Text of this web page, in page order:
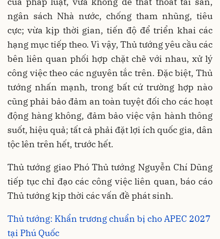
ngân sách Nhà nước, chống tham nhũng, tiêu
cực; vừa kịp thời gian, tiến độ để triển khai các
hạng mục tiếp theo. Vì vậy, Thủ tướng yêu cầu các
bên liên quan phối hợp chặt chẽ với nhau, xử lý
công việc theo các nguyên tắc trên. Đặc biệt, Thủ
tướng nhấn mạnh, trong bất cứ trường hợp nào
cũng phải bảo đảm an toàn tuyệt đối cho các hoạt
động hàng không, đảm bảo việc vận hành thông
suốt, hiệu quả; tất cả phải đặt lợi ích quốc gia, dân
tộc lên trên hết, trước hết.
Thủ tướng giao Phó Thủ tướng Nguyễn Chí Dũng
tiếp tục chỉ đạo các công việc liên quan, báo cáo
Thủ tướng kịp thời các vấn đề phát sinh.
Thủ tướng: Khẩn trương chuẩn bị cho APEC 2027
tại Phú Quốc